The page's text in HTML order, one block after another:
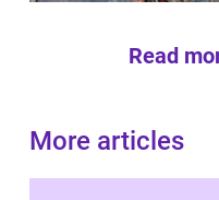
Read
More articles